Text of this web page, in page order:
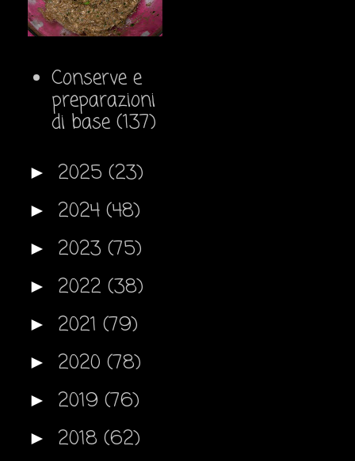
Conserve e
preparazioni
di base (137)
► 2025 (23)
► 2024 (48)
► 2023 (75)
► 2022 (38)
► 2021 (79)
► 2020 (78)
► 2019 (76)
► 2018 (62)